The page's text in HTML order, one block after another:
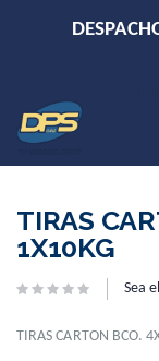
to
the
end
the
gallery
to
the
beginning
the
gallery
TIRAS
1X10KG
Sea
TIRAS CARTON BCO.